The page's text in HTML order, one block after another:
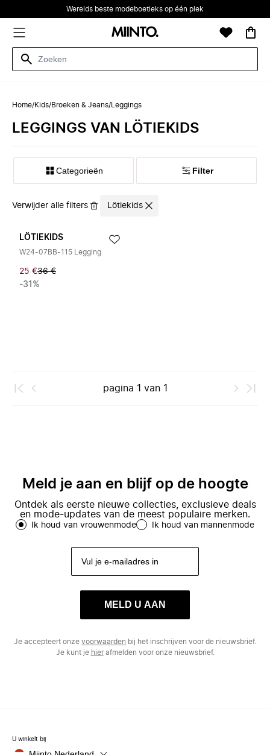
Werelds beste modeboetieks op één plek
Home/Kids/Broeken & Jeans/ Leggings
LEGGINGS VAN LÖTIEKIDS
Categorieën Filter
Verwijder alle filters Lötiekids
LÖTIEKIDS
W24-07BB-115 Legging
25 €36 €
-31%
pagina 1 van 1
Meld je aan en blijf op de hoogte
Ontdek als eerste nieuwe collecties, exclusieve deals
en mode-updates van de meest populaire merken.
Ik houd van vrouwenmode Ik houd van mannenmode
MELD U AAN
Je accepteert onze voorwaarden bij het inschrijven voor de nieuwsbrief.
Je kunt je hierafmelden voor onze nieuwsbrief.
U winkelt bij